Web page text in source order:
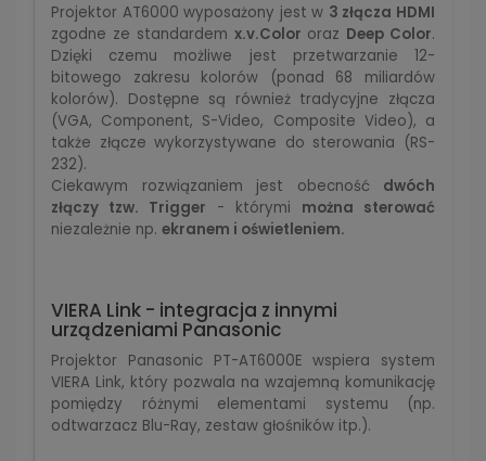
Projektor AT6000 wyposażony jest w 3 złącza HDMI
zgodne ze standardem x.v.Color oraz Deep Color.
Dzięki czemu możliwe jest przetwarzanie 12-
bitowego zakresu kolorów (ponad 68 miliardów
kolorów). Dostępne są również tradycyjne złącza
(VGA, Component, S-Video, Composite Video), a
także złącze wykorzystywane do sterowania (RS-
232).
Ciekawym rozwiązaniem jest obecność dwóch
złączy tzw. Trigger - którymi można sterować
niezależnie np. ekranem i oświetleniem.
VIERA Link - integracja z innymi
urządzeniami Panasonic
Projektor Panasonic PT-AT6000E wspiera system
VIERA Link, który pozwala na wzajemną komunikację
pomiędzy różnymi elementami systemu (np.
odtwarzacz Blu-Ray, zestaw głośników itp.).